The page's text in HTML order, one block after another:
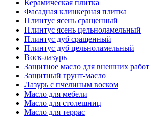
Керамическая плитка
Фасадная клинкерная плитка
Плинтус ясень сращенный
Плинтус ясень цельноламельный
Плинтус дуб сращенный
Плинтус дуб цельноламельный
Воск-лазурь
Защитное масло для внешних работ
Защитный грунт-масло
Лазурь с пчелиным воском
Масло для мебели
Масло для столешниц
Масло для террас